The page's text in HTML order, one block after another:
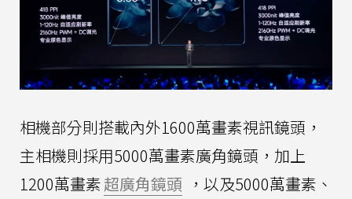
相機部分則搭載內外1600萬畫素視訊鏡頭，
主相機則採用5000萬畫素廣角鏡頭，加上
1200萬畫素超廣角鏡頭 ，以及5000萬畫素、